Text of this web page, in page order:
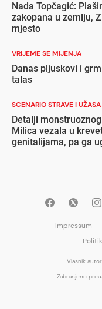
Nada Topčagić:
zakopana u zemlju,
mjesto
VRIJEME SE MIJENJA
Danas pljuskovi i
talas
SCENARIO STRAVE I UŽASA
Detalji
Milica vezala u
genitalijama, pa ga
Impressum
Vlasnik
Zabranjeno